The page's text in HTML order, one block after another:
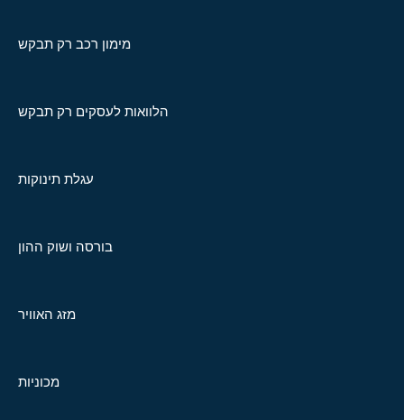
מימון רכב רק תבקש
הלוואות לעסקים רק תבקש
עגלת תינוקות
בורסה ושוק ההון
מזג האוויר
מכוניות